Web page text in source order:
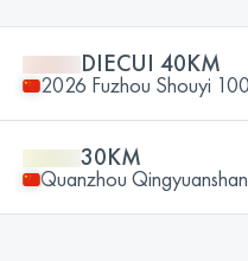
DIECUI 40KM
2026 Fuzhou Shouyi
30KM
Quanzhou